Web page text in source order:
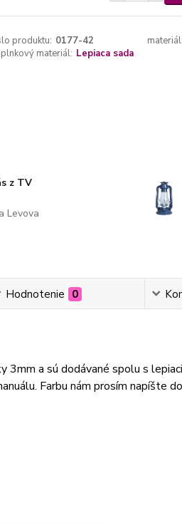
produktu: 0177-42 materiál:
materiál: Lepiaca sada
z TV
Levova
Hodnotenie 0
3mm a sú dodávané spolu s
Farbu nám prosím napíšte